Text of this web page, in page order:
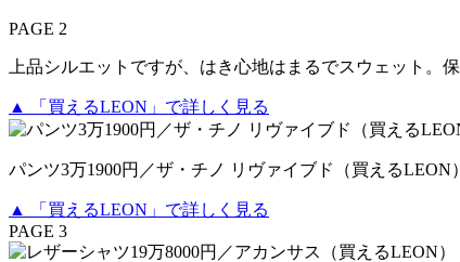
PAGE 2
上品シルエットですが、はき心地はまるでスウェット。
▲ 「買えるLEON」で詳しく見る
パンツ3万1900円／ザ・チノ リヴァイブド（買えるLEON）
▲ 「買えるLEON」で詳しく見る
PAGE 3